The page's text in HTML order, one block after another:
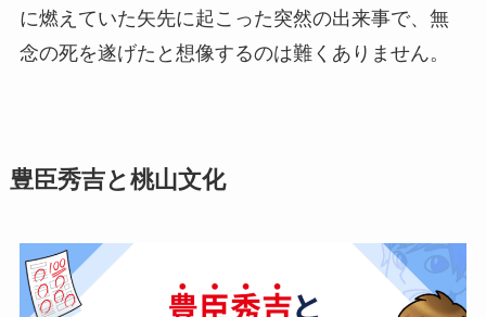
に燃えていた矢先に起こった突然の出来事で、無
念の死を遂げたと想像するのは難くありません。
豊臣秀吉と桃山文化